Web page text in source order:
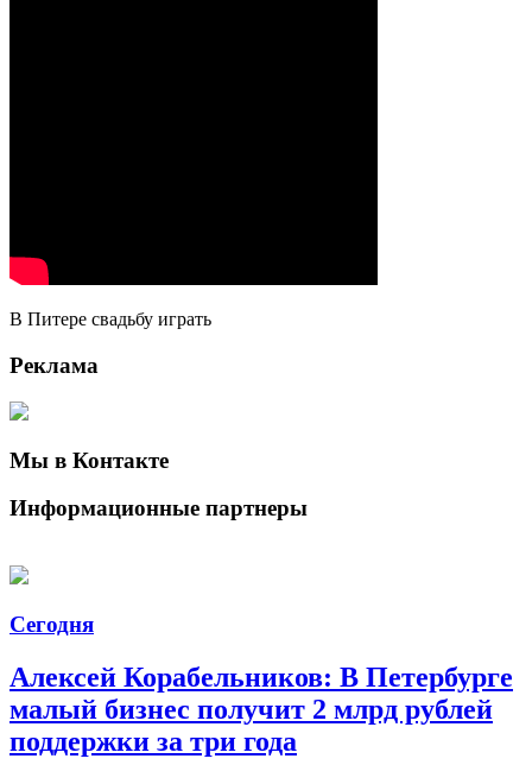
В Питере свадьбу играть
Реклама
Мы в Контакте
Информационные партнеры
Сегодня
Алексей Корабельников: В Петербурге
малый бизнес получит 2 млрд рублей
поддержки за три года